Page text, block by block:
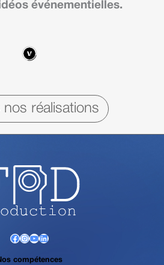
événementielles.
nos réalisations
Facebook
Instagram
YouTube
LinkedIn
compétences